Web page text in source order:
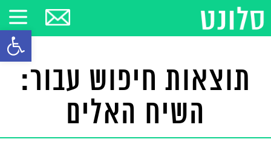
פתח
תוצאות חיפוש עבור:
השיח האלים